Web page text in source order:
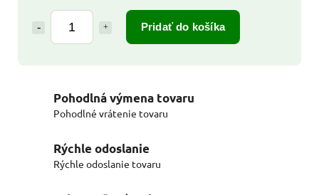
Pridať do košíka
Pohodlná výmena tovaru
Pohodlné vrátenie tovaru
Rýchle odoslanie
Rýchle odoslanie tovaru